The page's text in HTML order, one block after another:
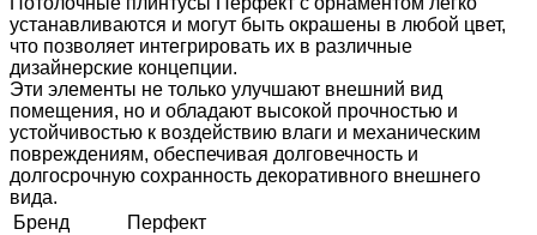
устанавливаются и могут быть окрашены в любой цвет,
что позволяет интегрировать их в различные
дизайнерские концепции.
Эти элементы не только улучшают внешний вид
помещения, но и обладают высокой прочностью и
устойчивостью к воздействию влаги и механическим
повреждениям, обеспечивая долговечность и
долгосрочную сохранность декоративного внешнего
вида.
Бренд
Перфект